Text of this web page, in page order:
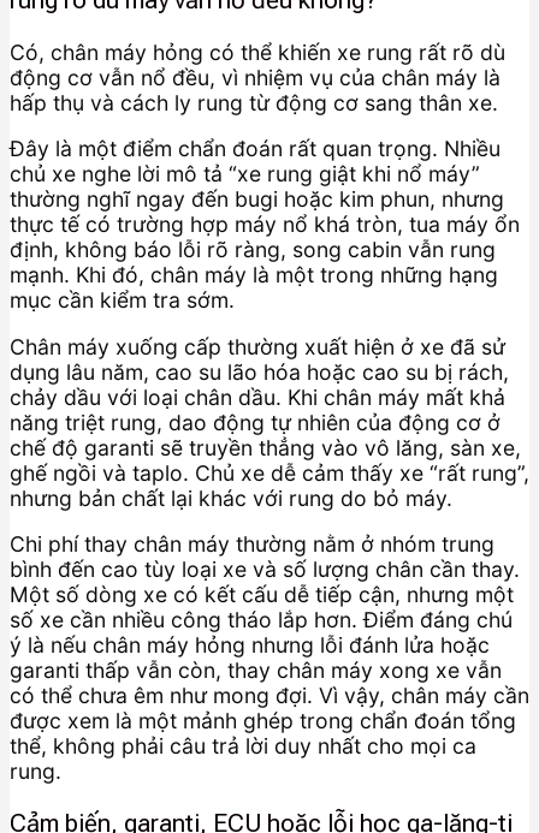
Có, chân máy hỏng có thể khiến xe rung rất rõ dù
động cơ vẫn nổ đều, vì nhiệm vụ của chân máy là
hấp thụ và cách ly rung từ động cơ sang thân xe.
Đây là một điểm chẩn đoán rất quan trọng. Nhiều
chủ xe nghe lời mô tả “xe rung giật khi nổ máy”
thường nghĩ ngay đến bugi hoặc kim phun, nhưng
thực tế có trường hợp máy nổ khá tròn, tua máy ổn
định, không báo lỗi rõ ràng, song cabin vẫn rung
mạnh. Khi đó, chân máy là một trong những hạng
mục cần kiểm tra sớm.
Chân máy xuống cấp thường xuất hiện ở xe đã sử
dụng lâu năm, cao su lão hóa hoặc cao su bị rách,
chảy dầu với loại chân dầu. Khi chân máy mất khả
năng triệt rung, dao động tự nhiên của động cơ ở
chế độ garanti sẽ truyền thẳng vào vô lăng, sàn xe,
ghế ngồi và taplo. Chủ xe dễ cảm thấy xe “rất rung”,
nhưng bản chất lại khác với rung do bỏ máy.
Chi phí thay chân máy thường nằm ở nhóm trung
bình đến cao tùy loại xe và số lượng chân cần thay.
Một số dòng xe có kết cấu dễ tiếp cận, nhưng một
số xe cần nhiều công tháo lắp hơn. Điểm đáng chú
ý là nếu chân máy hỏng nhưng lỗi đánh lửa hoặc
garanti thấp vẫn còn, thay chân máy xong xe vẫn
có thể chưa êm như mong đợi. Vì vậy, chân máy cần
được xem là một mảnh ghép trong chẩn đoán tổng
thể, không phải câu trả lời duy nhất cho mọi ca
rung.
Cảm biến, garanti, ECU hoặc lỗi học ga-lăng-ti